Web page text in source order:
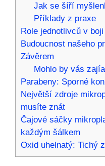
Jak se šíří
Příklady z praxe
Role jednotlivců v
Budoucnost našeho
Závěrem
Mohlo by vás
Parabeny: Sporné
Největší zdroje
musíte znát
Čajové sáčky
každým šálkem
Oxid uhelnatý: Tichý